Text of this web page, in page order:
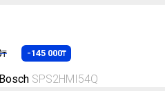
SPS2HMI54Q
₸ -145 000₸